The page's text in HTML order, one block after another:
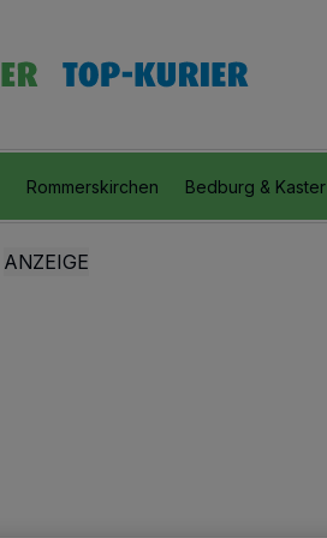
Rommerskirchen Bedburg & Kaster